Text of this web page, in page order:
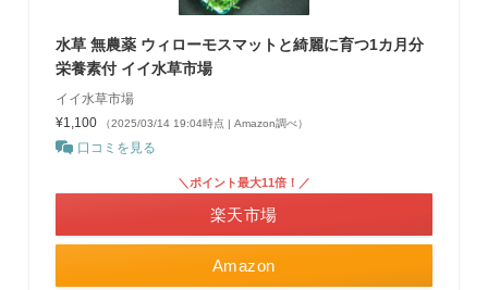
水草 無農薬 ウィローモスマットと綺麗に育つ1カ月分
栄養素付 イイ水草市場
イイ水草市場
¥1,100
（2025/03/14 19:04時点 | Amazon調べ）
口コミを見る
Amazon
＼ポイント最大11倍！／
楽天市場